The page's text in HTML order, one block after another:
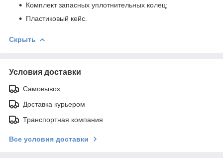
Комплект запасных уплотнительных колец;
Пластиковый кейс.
Скрыть
Условия доставки
Самовывоз
Доставка курьером
Транспортная компания
Все условия доставки